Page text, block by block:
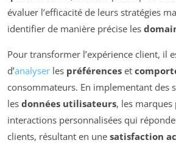
évaluer l’efficacité de leurs stratégies
identifier de manière précise les
Pour transformer l’expérience client, il
d’analyser les préférences et
consommateurs. En implementant des
les données utilisateurs, les
interactions personnalisées qui
clients, résultant en une satisfaction